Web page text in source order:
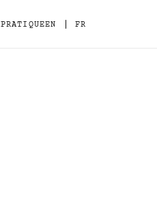
PRATIQUEEN FR